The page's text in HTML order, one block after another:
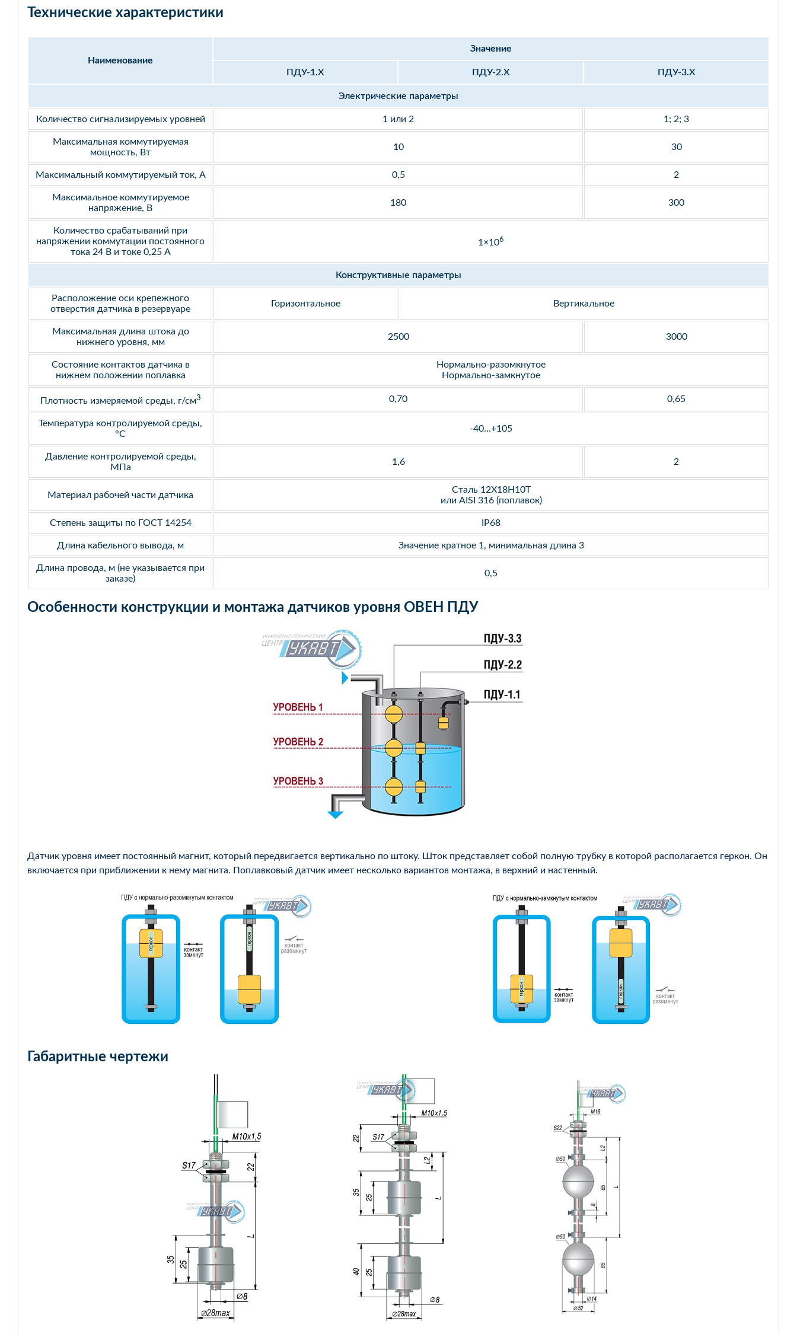
Технические характеристики
Наименование
Значение
ПДУ-1.Х ПДУ-2.Х ПДУ-3.Х
Электрические параметры
Количество сигнализируемых уровней 1 или 2 1; 2; 3
Максимальная коммутируемая
мощность, Вт
10 30
Максимальный коммутируемый ток, А 0,5 2
Максимальное коммутируемое
напряжение, В
180 300
Количество срабатываний при
напряжении коммутации постоянного
тока 24 В и токе 0,25 А
1×106
Конструктивные параметры
Расположение оси крепежного
отверстия датчика в резервуаре
Горизонтальное Вертикальное
Максимальная длина штока до
нижнего уровня, мм
2500 3000
Состояние контактов датчика в
нижнем положении поплавка
Нормально-разомкнутое
Нормально-замкнутое
Плотность измеряемой среды, г/см3 0,70 0,65
Температура контролируемой среды,
°С
-40...+105
Давление контролируемой среды,
МПа
1,6 2
Материал рабочей части датчика
Сталь 12Х18Н10Т
или AISI 316 (поплавок)
Степень защиты по ГОСТ 14254 IP68
Длина кабельного вывода, м Значение кратное 1, минимальная длина 3
Длина провода, м (не указывается при
заказе)
0,5
Особенности конструкции и монтажа датчиков уровня ОВЕН ПДУ
Датчик уровня имеет постоянный магнит, который передвигается вертикально по штоку. Шток представляет собой полную трубку в которой располагается геркон. Он
включается при приближении к нему магнита. Поплавковый датчик имеет несколько вариантов монтажа, в верхний и настенный.
Габаритные чертежи